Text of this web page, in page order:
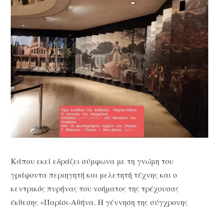
Κάπου εκεί εδράζει σύμφωνα με τη γνώμη του
γράφοντα περιηγητή και μελετητή τέχνης και ο
κεντρικός πυρήνας του νοήματος της τρέχουσας
έκθεσης «Παρίσι-Αθήνα. Η γέννηση της σύγχρονης